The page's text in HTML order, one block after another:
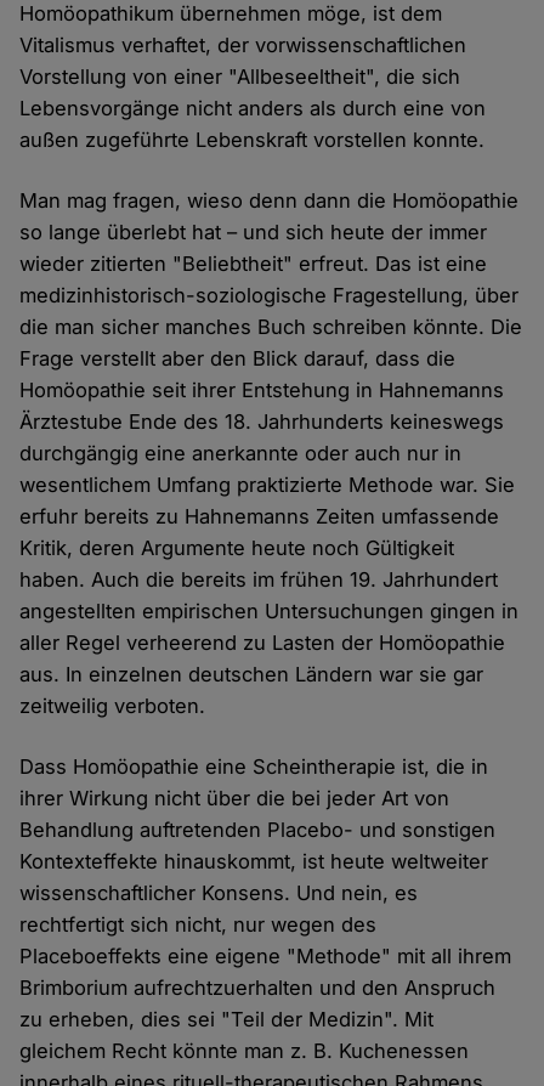
Homöopathikum übernehmen möge, ist dem
Vitalismus verhaftet, der vorwissenschaftlichen
Vorstellung von einer "Allbeseeltheit", die sich
Lebensvorgänge nicht anders als durch eine von
außen zugeführte Lebenskraft vorstellen konnte.
Man mag fragen, wieso denn dann die Homöopathie
so lange überlebt hat – und sich heute der immer
wieder zitierten "Beliebtheit" erfreut. Das ist eine
medizinhistorisch-soziologische Fragestellung, über
die man sicher manches Buch schreiben könnte. Die
Frage verstellt aber den Blick darauf, dass die
Homöopathie seit ihrer Entstehung in Hahnemanns
Ärztestube Ende des 18. Jahrhunderts keineswegs
durchgängig eine anerkannte oder auch nur in
wesentlichem Umfang praktizierte Methode war. Sie
erfuhr bereits zu Hahnemanns Zeiten umfassende
Kritik, deren Argumente heute noch Gültigkeit
haben. Auch die bereits im frühen 19. Jahrhundert
angestellten empirischen Untersuchungen gingen in
aller Regel verheerend zu Lasten der Homöopathie
aus. In einzelnen deutschen Ländern war sie gar
zeitweilig verboten.
Dass Homöopathie eine Scheintherapie ist, die in
ihrer Wirkung nicht über die bei jeder Art von
Behandlung auftretenden Placebo- und sonstigen
Kontexteffekte hinauskommt, ist heute weltweiter
wissenschaftlicher Konsens. Und nein, es
rechtfertigt sich nicht, nur wegen des
Placeboeffekts eine eigene "Methode" mit all ihrem
Brimborium aufrechtzuerhalten und den Anspruch
zu erheben, dies sei "Teil der Medizin". Mit
gleichem Recht könnte man z. B. Kuchenessen